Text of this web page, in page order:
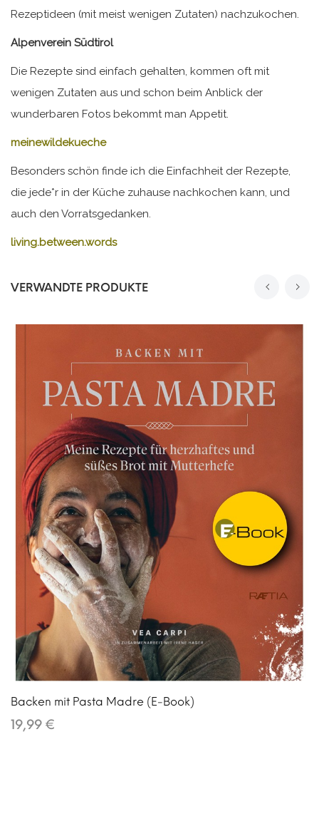
Rezeptideen (mit meist wenigen Zutaten) nachzukochen.
Alpenverein Südtirol
Die Rezepte sind einfach gehalten, kommen oft mit
wenigen Zutaten aus und schon beim Anblick der
wunderbaren Fotos bekommt man Appetit.
meinewildekueche
Besonders schön finde ich die Einfachheit der Rezepte,
die jede*r in der Küche zuhause nachkochen kann, und
auch den Vorratsgedanken.
living.between.words
VERWANDTE PRODUKTE
Backen mit Pasta Madre (E-Book)
19,99 €